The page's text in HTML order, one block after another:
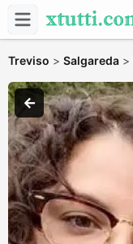
Treviso > Salgareda >